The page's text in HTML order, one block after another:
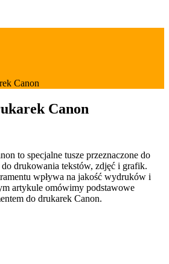
Canon
Canon
to specjalne tusze przeznaczone do
do drukowania tekstów, zdjęć i grafik.
wpływa na jakość wydruków i
artykule omówimy podstawowe
do drukarek Canon.